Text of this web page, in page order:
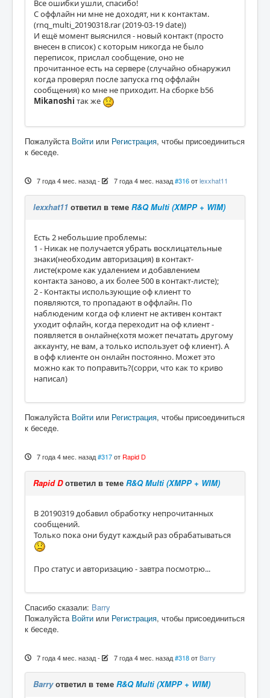
Все ошибки ушли, спасибо!
С оффлайн ни мне не доходят, ни к контактам.
(rnq_multi_20190318.rar (2019-03-19 date))
И ещё момент выяснился - новый контакт (просто
внесен в список) с которым никогда не было
переписок, прислал сообщение, оно не
прочитанное есть на сервере (случайно обнаружил
когда проверял после запуска rnq оффлайн
сообщения) ко мне не приходит. На сборке b56
Mikanoshi так же
Пожалуйста Войти или Регистрация, чтобы присоединиться
к беседе.
7 года 4 мес. назад- 7 года 4 мес. назад #316 отlexxhat11
lexxhat11 ответил в теме R&Q Multi (XMPP + WIM)
Есть 2 небольшие проблемы:
1 - Никак не получается убрать восклицательные
знаки(необходим авторизация) в контакт-
листе(кроме как удалением и добавлением
контакта заново, а их более 500 в контакт-листе);
2 - Контакты использующие оф клиент то
появляются, то пропадают в оффлайн. По
наблюденим когда оф клиент не активен контакт
уходит офлайн, когда переходит на оф клиент -
появляется в онлайне(хотя может печатать другому
аккаунту, не вам, а только использует оф клиент). А
в офф клиенте он онлайн постоянно. Может это
можно как то поправить?(сорри, что как то криво
написал)
Пожалуйста Войти или Регистрация, чтобы присоединиться
к беседе.
7 года 4 мес. назад #317 от Rapid D
Rapid Dответил в теме R&Q Multi (XMPP + WIM)
В 20190319 добавил обработку непрочитанных
сообщений.
Только пока они будут каждый раз обрабатываться
Про статус и авторизацию - завтра посмотрю...
Спасибо сказали: Barry
Пожалуйста Войти или Регистрация, чтобы присоединиться
к беседе.
7 года 4 мес. назад- 7 года 4 мес. назад #318 отBarry
Barryответил в теме R&Q Multi (XMPP + WIM)